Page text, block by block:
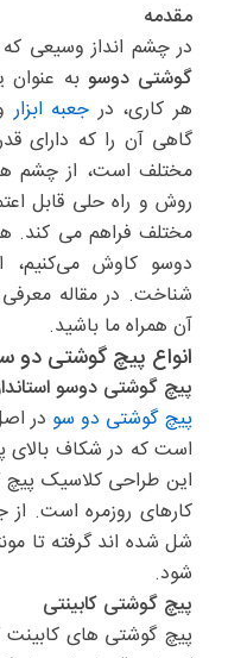
مقدمه
در چشم انداز وسیعی که
گوشتی دوسو به
هر کاری، در جعبه ابزار
گاهی آن‌ را که دارای
مختلف است، از چشم ها
روش و راه حلی قابل
مختلف فراهم می کند.
دوسو کاوش می‌کنیم،
شناخت. در مقاله
آن همراه ما باشید.
انواع پیچ گوشتی دو
پیچ گوشتی دوسو
پیچ گوشتی دو سو در
است که در شکاف بالای
این طراحی کلاسیک
کارهای روزمره است.
شل شده اند گرفته تا
شود.
پیچ گوشتی کابینتی
پیچ گوشتی های